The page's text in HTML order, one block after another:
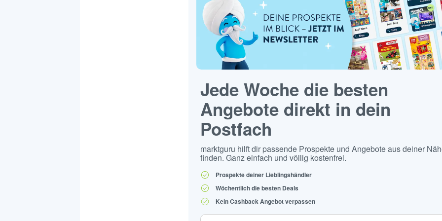
Jede Woche die besten
Angebote direkt in dein
Postfach
marktguru hilft dir passende Prospekte und Angebote aus deiner
finden. Ganz einfach und völlig kostenfrei.
Prospekte deiner Lieblingshändler
Wöchentlich die besten Deals
Kein Cashback Angebot verpassen